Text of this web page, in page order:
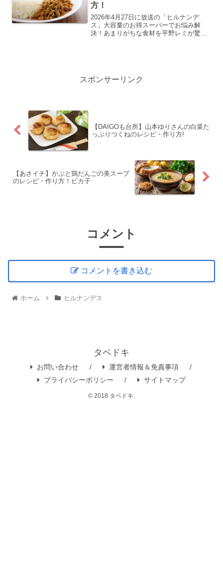
方！
2026年4月27日に放送の「ヒルナンデ
ス」大容量のお得スーパーでお悩み解
決！あまりがちな食材を平野レミが驚き
スポンサーリンク
【DAIGOも台所】山本ゆりさんの白菜た
っぷりつくねのレシピ・作り方!
【あさイチ】かぶと鶏だんごの美スープ
のレシピ・作り方！ピカ子
コメント
コメントを書き込む
ホーム ヒルナンデス
タベドキ
お問い合わせ
運営者情報＆免責事項
プライバシーポリシー
サイトマップ
© 2018 タベドキ.